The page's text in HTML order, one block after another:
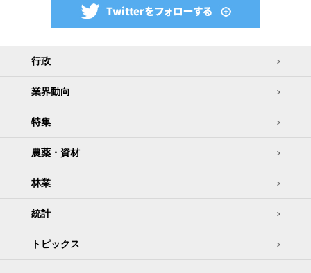
行政
業界動向
特集
農薬・資材
林業
統計
トピックス